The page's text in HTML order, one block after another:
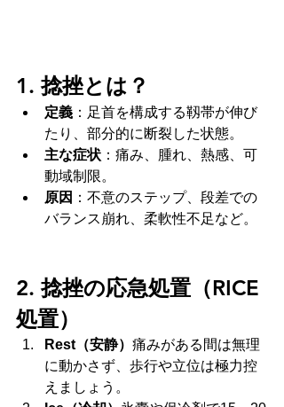
1. 捻挫とは？
定義 ：足首を構成する靱帯が伸び
たり、部分的に断裂した状態。
主な症状 ：痛み、腫れ、熱感、可
動域制限。
原因 ：不意のステップ、段差での
バランス崩れ、柔軟性不足など。
2. 捻挫の応急処置（RICE
処置）
Rest（安静） 痛みがある間は無理
に動かさず、歩行や立位は極力控
えましょう。